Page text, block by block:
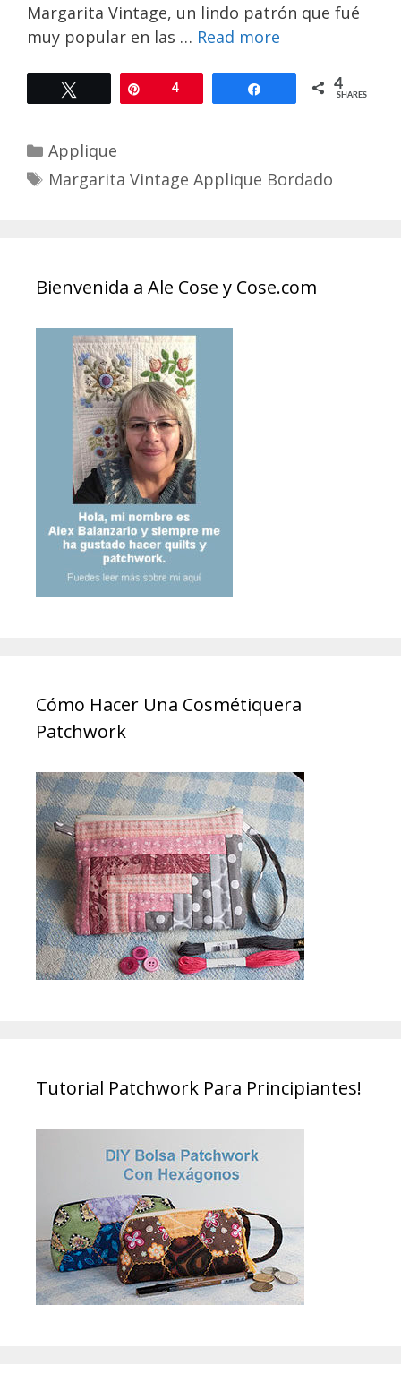
Margarita Vintage, un lindo patrón que fué
muy popular en las … Read more
4 4
SHARES
Categories
Applique
Tags
Margarita Vintage Applique Bordado
Bienvenida a Ale Cose y Cose.com
Cómo Hacer Una Cosmétiquera
Patchwork
Tutorial Patchwork Para Principiantes!